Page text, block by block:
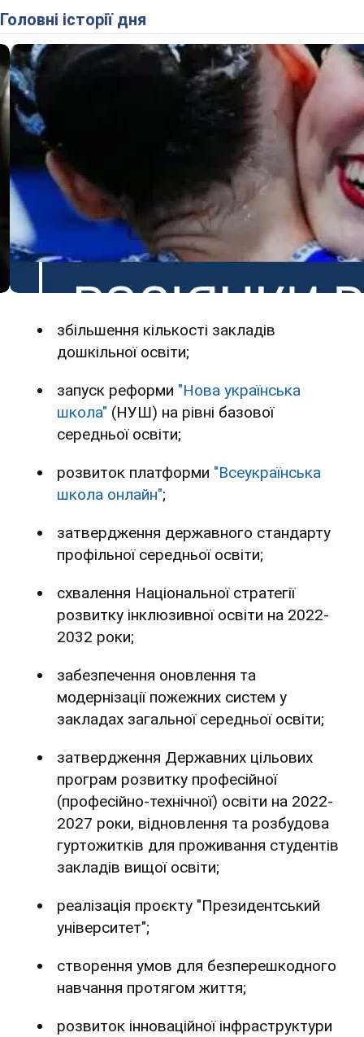
Головні історії дня
збільшення кількості закладів
дошкільної освіти;
запуск реформи "Нова українська
школа" (НУШ) на рівні базової
середньої освіти;
розвиток платформи "Всеукраїнська
школа онлайн";
затвердження державного стандарту
профільної середньої освіти;
схвалення Національної стратегії
розвитку інклюзивної освіти на 2022-
2032 роки;
забезпечення оновлення та
модернізації пожежних систем у
закладах загальної середньої освіти;
затвердження Державних цільових
програм розвитку професійної
(професійно-технічної) освіти на 2022-
2027 роки, відновлення та розбудова
гуртожитків для проживання студентів
закладів вищої освіти;
реалізація проєкту "Президентський
університет";
створення умов для безперешкодного
навчання протягом життя;
розвиток інноваційної інфраструктури